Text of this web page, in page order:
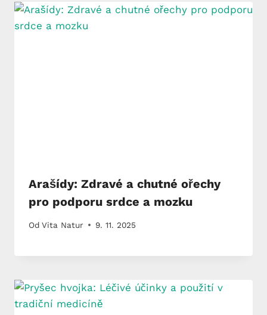
Arašídy: Zdravé a chutné ořechy
pro podporu srdce a mozku
Od Vita Natur 9. 11. 2025